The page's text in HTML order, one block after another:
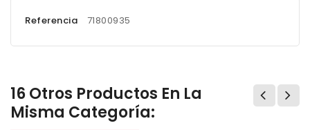
Referencia 71800935
16 Otros Productos En La
Misma Categoría: